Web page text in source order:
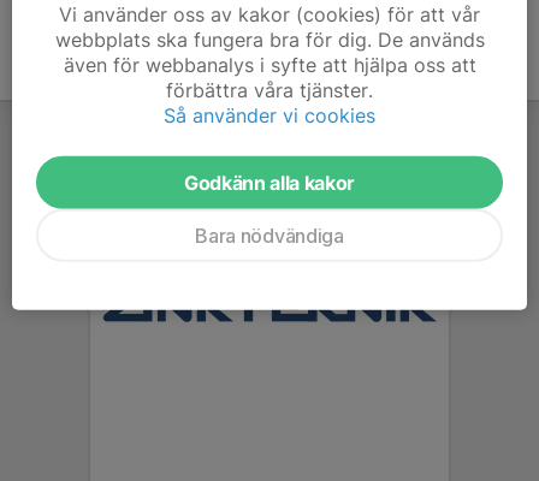
Vi använder oss av kakor (cookies) för att vår
webbplats ska fungera bra för dig. De används
även för webbanalys i syfte att hjälpa oss att
förbättra våra tjänster.
Så använder vi cookies
Godkänn alla kakor
Bara nödvändiga